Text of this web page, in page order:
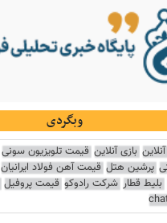
وبگردی
بازی آنلاین قیمت تلویزیون سونی
پرشین هتل قیمت آهن فولاد ایرانیان
بلیط قطار شرکت رادوکو قیمت پروفیل